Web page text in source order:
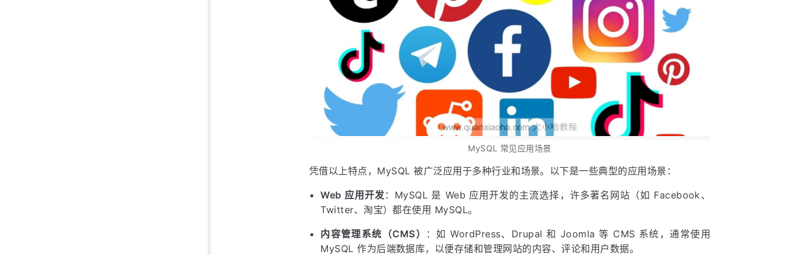
MySQL 常见应用场景
凭借以上特点，MySQL 被广泛应用于多种行业和场景。以下是一些典型的应用场景：
Web 应用开发 ：MySQL 是 Web 应用开发的主流选择，许多著名网站（如 Facebook、
Twitter、淘宝）都在使用 MySQL。
内容管理系统（CMS）
：如 WordPress、Drupal 和 Joomla 等 CMS 系统，通常使用
MySQL 作为后端数据库，以便存储和管理网站的内容、评论和用户数据。